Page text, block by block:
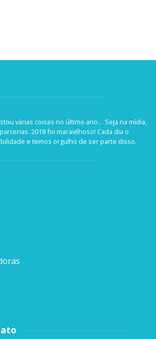
várias coisas no último ano… Seja na mídia,
2018 foi maravilhoso! Cada dia o
e temos orgulho de ser parte disso.